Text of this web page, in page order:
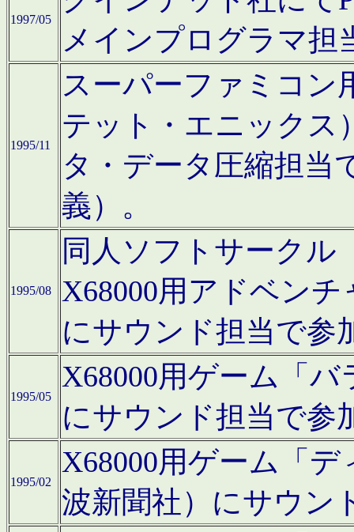
1997/05
メインプログラマ担
1995/11
スーパーファミコン
テット・エニックス
タ・データ圧縮担当
義）。
1995/08
同人ソフトサークル
X68000用アドベン
にサウンド担当で参
1995/05
X68000用ゲーム「
にサウンド担当で参
1995/02
X68000用ゲーム「
波新聞社）にサウン